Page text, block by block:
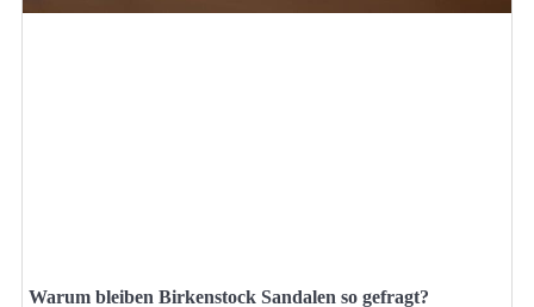
Warum bleiben Birkenstock Sandalen so gefragt?